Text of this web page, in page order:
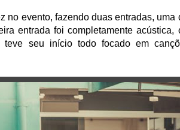
no evento, fazendo duas entradas, uma
entrada foi completamente acústica,
seu início todo focado em